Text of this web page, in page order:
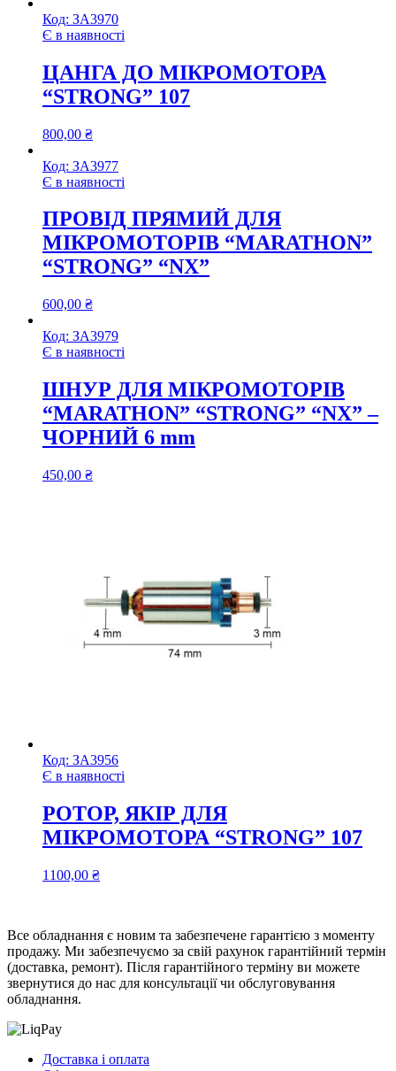
Код: ЗА3970
Є в наявності
ЦАНГА ДО МІКРОМОТОРА
“STRONG” 107
800,00 ₴
Код: ЗА3977
Є в наявності
ПРОВІД ПРЯМИЙ ДЛЯ
МІКРОМОТОРІВ “MARATHON”
“STRONG” “NX”
600,00 ₴
Код: ЗА3979
Є в наявності
ШНУР ДЛЯ МІКРОМОТОРІВ
“MARATHON” “STRONG” “NX” –
ЧОРНИЙ 6 mm
450,00 ₴
Код: ЗА3956
Є в наявності
РОТОР, ЯКІР ДЛЯ
МІКРОМОТОРА “STRONG” 107
1100,00 ₴
Все обладнання є новим та забезпечене гарантією з моменту
продажу. Ми забезпечуємо за свій рахунок гарантійний термін
(доставка, ремонт). Після гарантійного терміну ви можете
звернутися до нас для консультації чи обслуговування
обладнання.
Доставка і оплата